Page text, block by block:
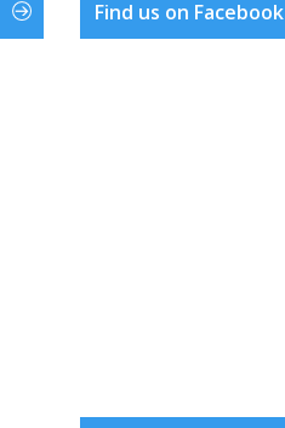
Find us on Facebook